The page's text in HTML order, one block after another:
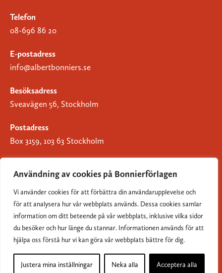
Användning av cookies på Bonnierförlagen
Vi använder cookies för att förbättra din användarupplevelse och
för att analysera hur vår webbplats används. Dessa cookies samlar
information om ditt beteende på vår webbplats, inklusive vilka sidor
du besöker och hur länge du stannar. Informationen används för att
hjälpa oss förstå hur vi kan göra vår webbplats bättre för dig.
Justera mina inställningar Neka alla Acceptera alla
Telefon
08-696 86 20
E-postadress
info@albertbonniers.se
Besöksadress
Sveavägen 56, Stockholm
Postadress
Box 3159, 103 63 Stockholm
Om Bonnierförlagen
Cookies
Integritetspolicy